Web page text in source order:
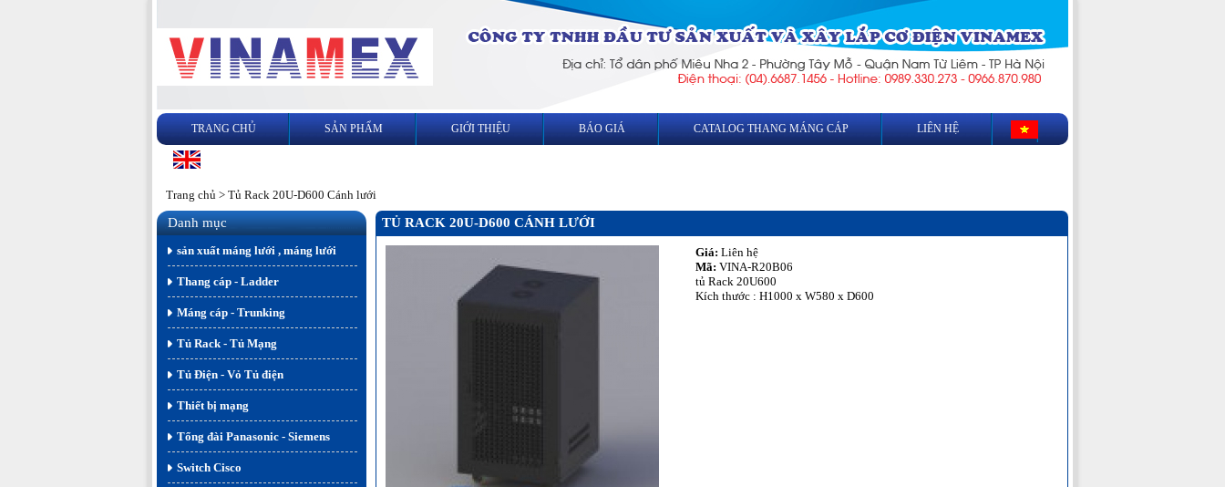
TRANG CHỦ SẢN PHẨM GIỚI THIỆU BÁO GIÁ CATALOG THANG MÁNG CÁP LIÊN HỆ
Trang chủ > Tủ Rack 20U-D600 Cánh lưới
Danh mục
sản xuất máng lưới , máng lưới
Thang cáp - Ladder
Máng cáp - Trunking
Tủ Rack - Tủ Mạng
Tủ Điện - Vỏ Tủ điện
Thiết bị mạng
Tổng đài Panasonic - Siemens
Switch Cisco
TỦ RACK 20U-D600 CÁNH LƯỚI
Giá: Liên hệ
Mã: VINA-R20B06
tủ Rack 20U600
Kích thước : H1000 x W580 x D600